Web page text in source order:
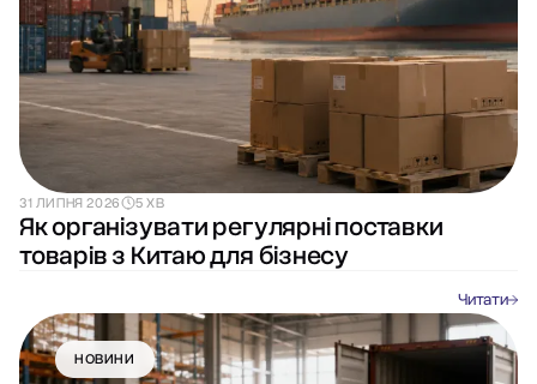
31 ЛИПНЯ 2026 5 ХВ
Як організувати регулярні поставки
товарів з Китаю для бізнесу
Читати
НОВИНИ